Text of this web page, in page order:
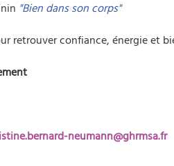
"Bien dans son corps"
retrouver confiance, énergie et
neumann@ghrmsa.fr